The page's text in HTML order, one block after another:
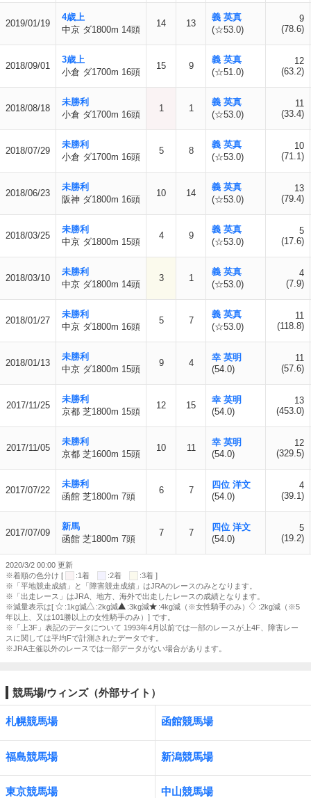
2019/01/19
4歳上
中京 ダ1800m 14頭
14 13
義 英真
(☆53.0)
9
(78.6)
2018/09/01
3歳上
小倉 ダ1700m 16頭
15 9
義 英真
(☆51.0)
12
(63.2)
2018/08/18
未勝利
小倉 ダ1700m 16頭
1 1
義 英真
(☆53.0)
11
(33.4)
2018/07/29
未勝利
小倉 ダ1700m 16頭
5 8
義 英真
(☆53.0)
10
(71.1)
2018/06/23
未勝利
阪神 ダ1800m 16頭
10 14
義 英真
(☆53.0)
13
(79.4)
2018/03/25
未勝利
中京 ダ1800m 15頭
4 9
義 英真
(☆53.0)
5
(17.6)
2018/03/10
未勝利
中京 ダ1800m 14頭
3 1
義 英真
(☆53.0)
4
(7.9)
2018/01/27
未勝利
中京 ダ1800m 16頭
5 7
義 英真
(☆53.0)
11
(118.8)
2018/01/13
未勝利
中京 ダ1800m 15頭
9 4
幸 英明
(54.0)
11
(57.6)
2017/11/25
未勝利
京都 芝1800m 15頭
12 15
幸 英明
(54.0)
13
(453.0)
2017/11/05
未勝利
京都 芝1600m 15頭
10 11
幸 英明
(54.0)
12
(329.5)
2017/07/22
未勝利
函館 芝1800m 7頭
6 7
四位 洋文
(54.0)
4
(39.1)
2017/07/09
新馬
函館 芝1800m 7頭
7 7
四位 洋文
(54.0)
5
(19.2)
2020/3/2 00:00 更新
※着順の色分け [
:1着 :2着
:3着 ]
※「平地競走成績」と「障害競走成績」はJRAのレースのみとなります。
※「出走レース」はJRA、地方、海外で出走したレースの成績となります。
※減量表示は[
:1kg減 :2kg減 :3kg減 :4kg減（※女性騎手のみ）
:2kg減（※5
年以上、又は101勝以上の女性騎手のみ）] です。
※「上3F」表記のデータについて 1993年4月以前では一部のレースが上4F、障害レー
スに関しては平均Fで計測されたデータです。
※JRA主催以外のレースでは一部データがない場合があります。
競馬場/ウィンズ（外部サイト）
札幌競馬場 函館競馬場
福島競馬場 新潟競馬場
東京競馬場 中山競馬場